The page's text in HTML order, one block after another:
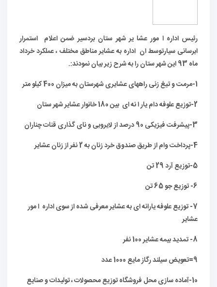
رئیس اداره ا مور عشا یر شهر ستان بردسیر ضمن اعلام استمرار
ابرسانی سیارتوسط ان اداره به عشایر مناطق مختلف ، عملکرد خرداد
ماه 93 این شهر ستان را به شرح زیر بیان نمودند:.
1-مرمت و تیغ زنی راههای عشایری شهرستان به میزان 400 کیلو متر
2-توزیع علوفه دام یار ا نه ای بین 180 خانوار عشایر شهر ستان
3-پیشرفت فیزیکی 90 درصد از لایروبی و نای گذاری قنات چناران
4-پرداخت وام از طریق صندوق خرد زنان به 2 نفر از زنان عشایر
5-توزیع آرد 29 تن
6- توزیع جو 65 تن
7- توزیع علوفه یارانه ای به عشایر معرفی شده از سوی اداره ا مور
عشایر
8- تمدید بیمه عشایر 100 نفر
9=تعویض سیلند رگاز مایع 1000 عدد
10-آماده سازی محل فروشگاه توزیع محصولات ، تولیدات و صنایع